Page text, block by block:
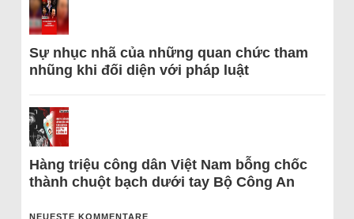
Sự nhục nhã của những quan chức tham
nhũng khi đối diện với pháp luật
Hàng triệu công dân Việt Nam bỗng chốc
thành chuột bạch dưới tay Bộ Công An
NEUESTE KOMMENTARE